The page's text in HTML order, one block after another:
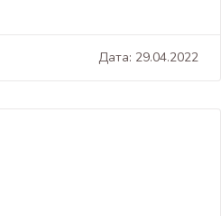
Дата: 29.04.2022